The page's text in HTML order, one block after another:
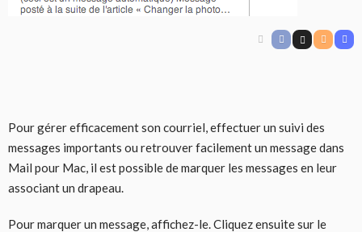
Pour gérer efficacement son courriel, effectuer un suivi des
messages importants ou retrouver facilement un message dans
Mail pour Mac, il est possible de marquer les messages en leur
associant un drapeau.
Pour marquer un message, affichez-le. Cliquez ensuite sur le